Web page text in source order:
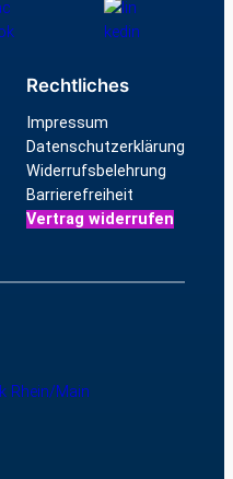
Rechtliches
Impressum
Datenschutzerklärung
Widerrufsbelehrung
Barrierefreiheit
Vertrag widerrufen